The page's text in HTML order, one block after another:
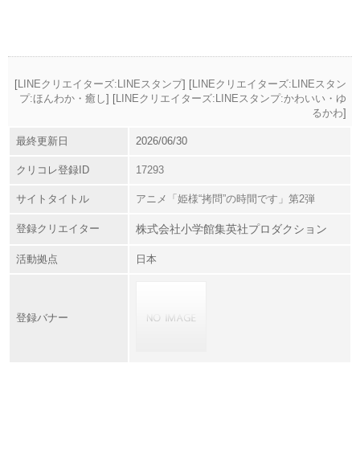
[LINEクリエイターズ:LINEスタンプ] [LINEクリエイターズ:LINEスタン
プ:ほんわか・癒し] [LINEクリエイターズ:LINEスタンプ:かわいい・ゆ
るかわ]
最終更新日 2026/06/30
クリコレ登録ID 17293
サイトタイトル アニメ「姫様“拷問”の時間です」第2弾
登録クリエイター 株式会社小学館集英社プロダクション
活動拠点 日本
登録バナー